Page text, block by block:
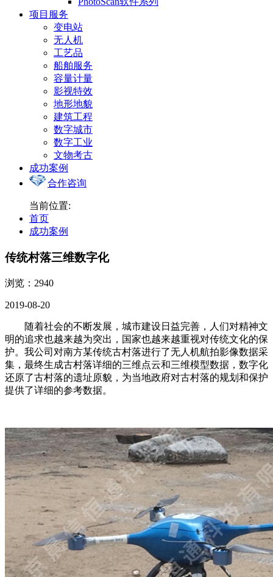
项目服务
变电站
无人机
工艺品
船舶服务
容量计量
影视特效
地形地貌
建筑工程
数字城市
数字工业
文物考古
成功案例
合作咨询
当前位置:
首页
成功案例
传统村落三维数字化
浏览：2940
2019-08-20
随着社会的不断发展，城市建设日益完善，人们对精神文
明的追求也越来越为突出，国家也越来越重视对传统文化的保
护。我公司对南方某传统古村落进行了无人机航拍影像数据采
集，最终生成古村落详细的三维点云和三维模型数据，数字化
还原了古村落的遗址原貌，为当地政府对古村落的规划和保护
提供了详细的参考数据。